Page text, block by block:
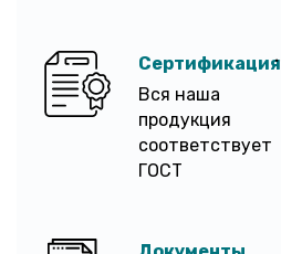
Сертификация
Вся наша
продукция
соответствует
ГОСТ